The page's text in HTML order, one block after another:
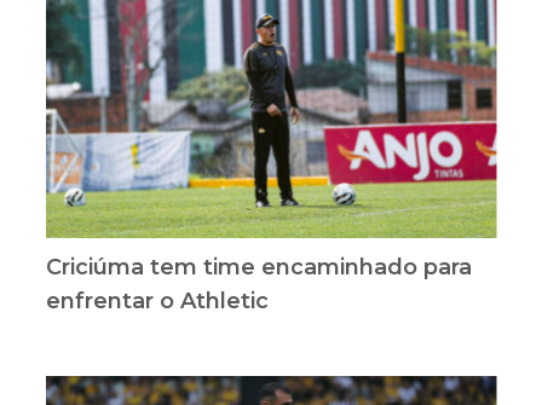
Criciúma tem time encaminhado para
enfrentar o Athletic